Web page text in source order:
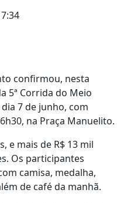
confirmou, nesta
5ª Corrida do Meio
7 de junho, com
na Praça Manuelito.
e mais de R$ 13 mil
Os participantes
camisa, medalha,
de café da manhã.